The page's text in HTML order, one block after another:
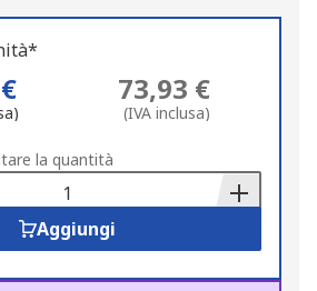
73,93 €
(IVA inclusa)
la quantità
Aggiungi